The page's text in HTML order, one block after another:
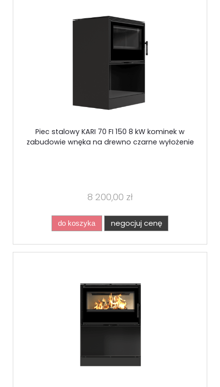
Piec stalowy KARI 70 FI 150 8 kW kominek w
zabudowie wnęka na drewno czarne wyłożenie
8 200,00 zł
do koszyka negocjuj cenę